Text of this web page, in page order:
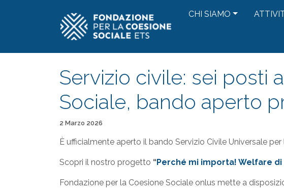
CHI SIAMO
Servizio civile: sei posti
Sociale, bando aperto
Pubblicato il
2 Marzo 2026
È ufficialmente aperto il bando Servizio Civile Universale
Scopri il nostro progetto “Perché mi importa! Welfare
Fondazione per la Coesione Sociale onlus mette a